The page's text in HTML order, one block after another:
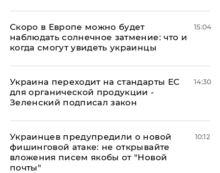
Скоро в Европе можно будет
наблюдать солнечное затмение: что и
когда смогут увидеть украинцы
15:04
Украина переходит на стандарты ЕС
для органической продукции -
Зеленский подписал закон
14:30
Украинцев предупредили о новой
фишинговой атаке: не открывайте
вложения писем якобы от "Новой
почты"
10:12